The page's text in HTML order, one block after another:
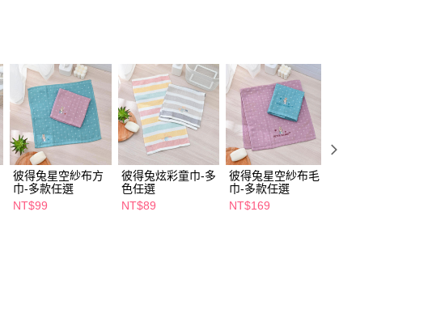
１．透過由恩沛科技股份有限公司提供之「AFTEE先享後付」服務完成之
交易，需依本服務之必要範圍內提供個人資料，並將交易相關給付款項請
求債權轉讓予恩沛科技股份有限公司。
２．關於個人資料處理事宜，請瀏覽以下網址：
https://aftee.tw/terms/#terms3
３．未成年的使用者請事先徵得法定代理人或監護人之同意方可使用
「AFTEE先享後付」，若未經同意申辦者引起之損失，本公司不負相關責
任。
４．使用「AFTEE先享後付」時，將依據個別帳號之用戶狀況，依本公司
即時審查核予不同之上限額度；若仍有額度不足之情形，本公司將視審查
7-11取貨付款
每筆NT$65，滿NT$490(含以上)免運費
付款後7-11取貨
每筆NT$65，滿NT$490(含以上)免運費
宅配(本島)
每筆NT$100，滿NT$790(含以上)免運費
彼得兔星空紗布方
巾-多款任選
NT$99
彼得兔炫彩童巾-多
色任選
NT$89
彼得兔星空紗布毛
巾-多款任選
NT$169